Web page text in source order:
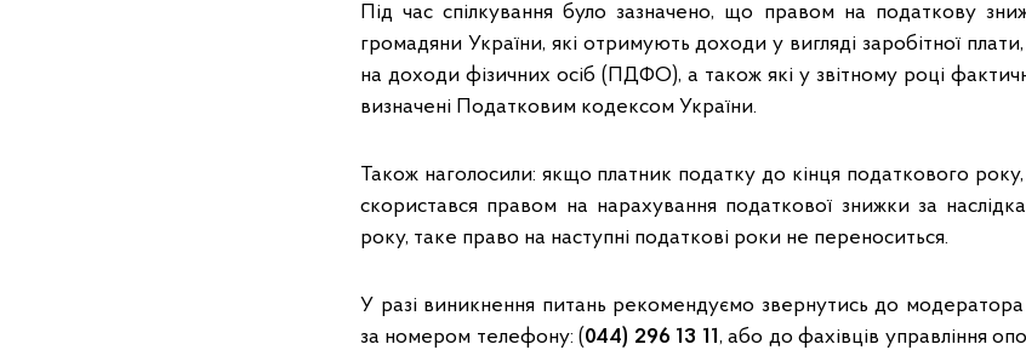
Під час спілкування було зазначено, що правом на податкову
громадяни України, які отримують доходи у вигляді заробітної
на доходи фізичних осіб (ПДФО), а також які у звітному році
визначені Податковим кодексом України.
Також наголосили: якщо платник податку до кінця податкового року,
скористався правом на нарахування податкової знижки за
року, таке право на наступні податкові роки не переноситься.
У разі виникнення питань рекомендуємо звернутись до модератора
за номером телефону: (044) 296 13 11, або до фахівців управління